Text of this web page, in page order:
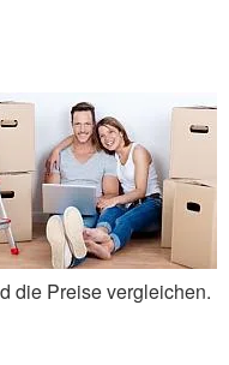
die Preise vergleichen.